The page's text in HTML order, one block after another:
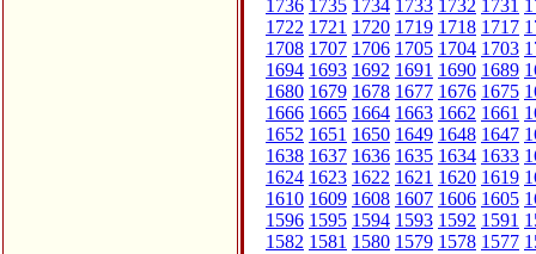
1736 1735 1734 1733 1732 1731
1722 1721 1720 1719 1718 1717
1708 1707 1706 1705 1704 1703
1694 1693 1692 1691 1690 1689
1680 1679 1678 1677 1676 1675
1666 1665 1664 1663 1662 1661
1652 1651 1650 1649 1648 1647
1638 1637 1636 1635 1634 1633
1624 1623 1622 1621 1620 1619
1610 1609 1608 1607 1606 1605
1596 1595 1594 1593 1592 1591
1582 1581 1580 1579 1578 1577